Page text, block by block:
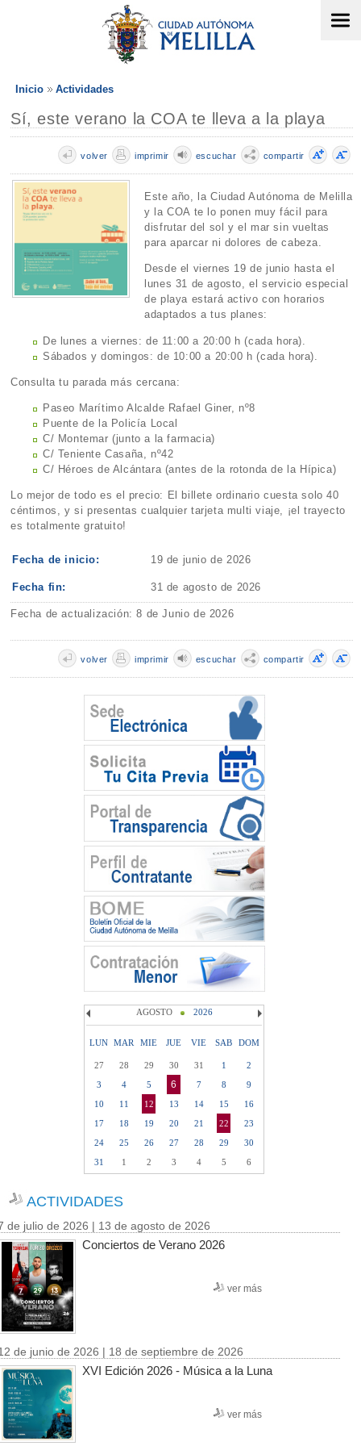
Inicio Actividades
Sí, este verano la COA te lleva a la playa
compartir
escuchar
imprimir
volver
Este año, la Ciudad Autónoma de Melilla
y la COA te lo ponen muy fácil para
disfrutar del sol y el mar sin vueltas
para aparcar ni dolores de cabeza.
Desde el viernes 19 de junio hasta el
lunes 31 de agosto, el servicio especial
de playa estará activo con horarios
adaptados a tus planes:
De lunes a viernes: de 11:00 a 20:00 h (cada hora).
Sábados y domingos: de 10:00 a 20:00 h (cada hora).
Consulta tu parada más cercana:
Paseo Marítimo Alcalde Rafael Giner, nº8
Puente de la Policía Local
C/ Montemar (junto a la farmacia)
C/ Teniente Casaña, nº42
C/ Héroes de Alcántara (antes de la rotonda de la Hípica)
Lo mejor de todo es el precio: El billete ordinario cuesta solo 40
céntimos, y si presentas cualquier tarjeta multi viaje, ¡el trayecto
es totalmente gratuito!
Fecha de inicio: 19 de junio de 2026
Fecha fin: 31 de agosto de 2026
Fecha de actualización: 8 de Junio de 2026
compartir
escuchar
imprimir
volver
AGOSTO 2026
LUN MAR MIE JUE VIE SAB DOM
27 28 29 30 31 1
2
3
4 5 6 7 8
9
10
11 12 13 14 15
16
17
18 19 20 21 22
23
24
25 26 27 28 29
30
31
1 2 3 4 5 6
ACTIVIDADES
de julio de 2026 | 13 de agosto de 2026
Conciertos de Verano 2026
ver más
de junio de 2026 | 18 de septiembre de 2026
XVI Edición 2026 - Música a la Luna
ver más